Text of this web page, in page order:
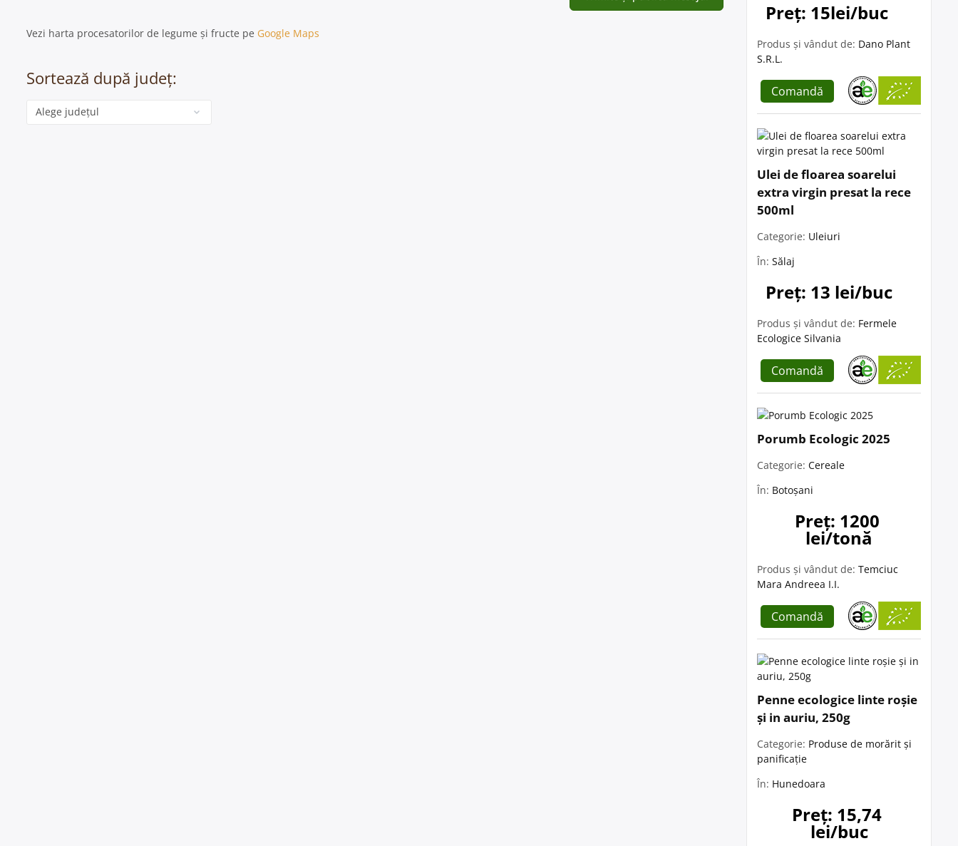
Vezi harta procesatorilor de legume și fructe pe Google Maps
Sortează după județ:
Categorie
Preț: 15lei/buc
Produs și vândut de: Dano Plant
S.R.L.
Comandă
Ulei de floarea soarelui
extra virgin presat la rece
500ml
Categorie: Uleiuri
În: Sălaj
Preț: 13 lei/buc
Produs și vândut de: Fermele
Ecologice Silvania
Comandă
Porumb Ecologic 2025
Categorie: Cereale
În: Botoșani
Preț: 1200
lei/tonă
Produs și vândut de: Temciuc
Mara Andreea I.I.
Comandă
Penne ecologice linte roșie
și in auriu, 250g
Categorie: Produse de morărit și
panificație
În: Hunedoara
Preț: 15,74
lei/buc